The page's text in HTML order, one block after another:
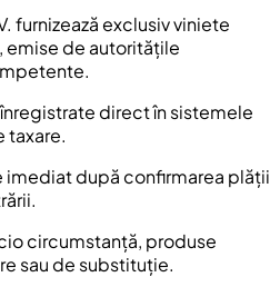
furnizează exclusiv viniete
de autoritățile
direct în sistemele
taxare.
imediat după confirmarea plății
circumstanță, produse
sau de substituție.